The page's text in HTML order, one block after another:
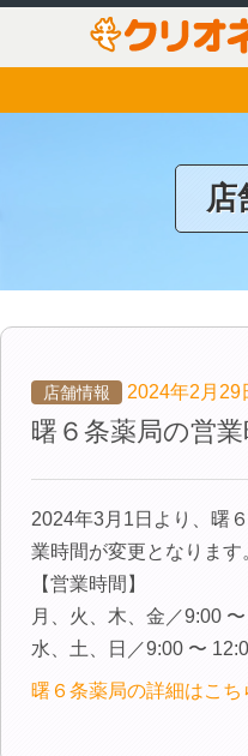
薬剤師の育成
在宅医療
ご利用のみなさま
インフォメーション
お問い合わせ
店
店舗情報 2024年2月29
曙６条薬局の営
2024年3月1日より、曙
業時間が変更となります
【営業時間】
月、火、木、金／9:00
水、土、日／9:00 〜
曙６条薬局の詳細はこち